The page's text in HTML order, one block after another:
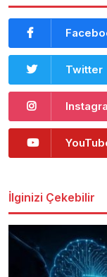
Twitter
İlginizi Çekebilir